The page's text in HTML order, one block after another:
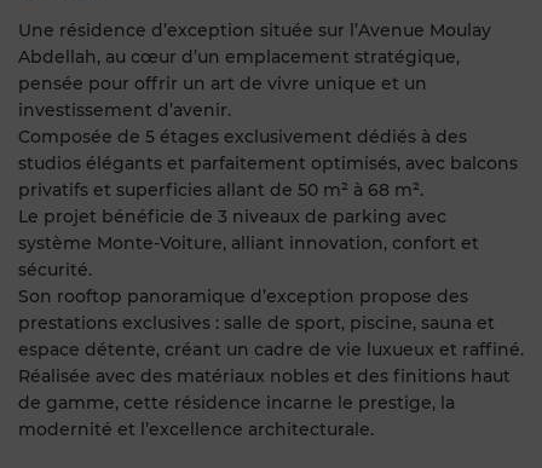
Une résidence d’exception située sur l’Avenue Moulay
Abdellah, au cœur d’un emplacement stratégique,
pensée pour offrir un art de vivre unique et un
investissement d’avenir.
Composée de 5 étages exclusivement dédiés à des
studios élégants et parfaitement optimisés, avec balcons
privatifs et superficies allant de 50 m² à 68 m².
Le projet bénéficie de 3 niveaux de parking avec
système Monte-Voiture, alliant innovation, confort et
sécurité.
Son rooftop panoramique d’exception propose des
prestations exclusives : salle de sport, piscine, sauna et
espace détente, créant un cadre de vie luxueux et raffiné.
Réalisée avec des matériaux nobles et des finitions haut
de gamme, cette résidence incarne le prestige, la
modernité et l’excellence architecturale.